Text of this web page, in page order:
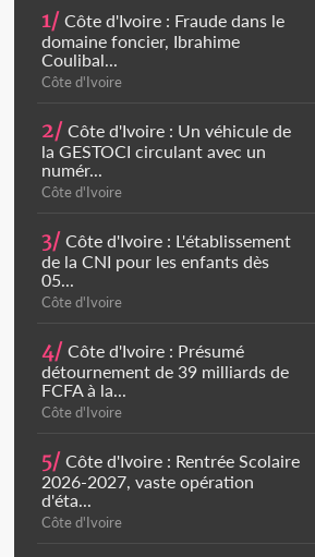
1/ Côte d'Ivoire : Fraude dans le
domaine foncier, Ibrahime
Coulibal...
Côte d'Ivoire
2/ Côte d'Ivoire : Un véhicule de
la GESTOCI circulant avec un
numér...
Côte d'Ivoire
3/ Côte d'Ivoire : L'établissement
de la CNI pour les enfants dès
05...
Côte d'Ivoire
4/ Côte d'Ivoire : Présumé
détournement de 39 milliards de
FCFA à la...
Côte d'Ivoire
5/ Côte d'Ivoire : Rentrée Scolaire
2026-2027, vaste opération
d'éta...
Côte d'Ivoire